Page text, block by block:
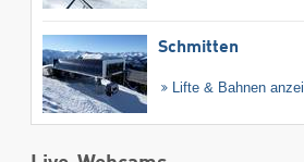
Schmitten
Lifte & Bahnen